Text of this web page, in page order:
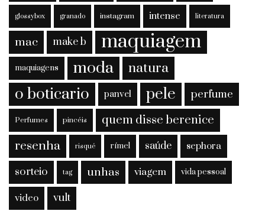
glossybox granado instagram intense literatura
mac make b maquiagem
maquiagens moda natura
o boticario panvel pele perfume
Perfumes pincéis quem disse berenice
resenha risqué rímel saúde sephora
sorteio tag unhas viagem vida pessoal
video vult